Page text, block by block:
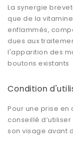
La synergie
que de la
enflammés,
dues aux
l'apparition des
boutons existants
Condition
Pour une prise
conseillé d’utiliser
son visage avant